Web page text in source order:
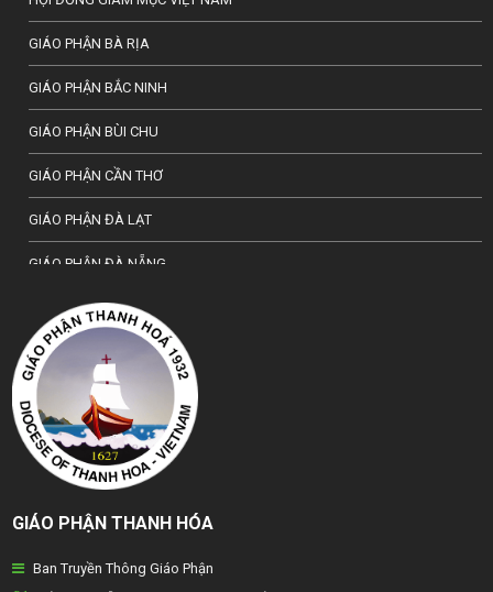
GIÁO PHẬN BÀ RỊA
GIÁO PHẬN BẮC NINH
GIÁO PHẬN BÙI CHU
GIÁO PHẬN CẦN THƠ
GIÁO PHẬN ĐÀ LẠT
GIÁO PHẬN ĐÀ NẴNG
TỔNG GIÁO PHẬN HÀ NỘI
GIÁO PHẬN HẢI PHÒNG
TỔNG GIÁO PHẬN HUẾ
GIÁO PHẬN HƯNG HOÁ
GIÁO PHẬN KON TUM
GIÁO PHẬN LẠNG SƠN
GIÁO PHẬN LONG XUYÊN
GIÁO PHẬN THANH HÓA
Ban Truyền Thông Giáo Phận